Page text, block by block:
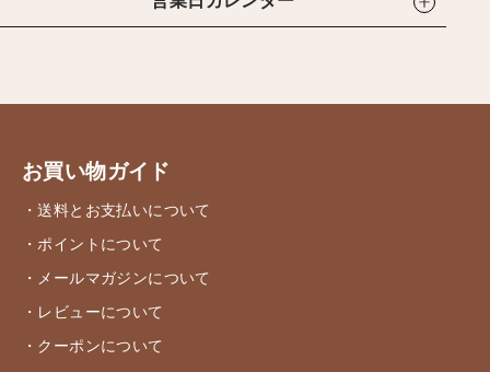
お買い物ガイド
・送料とお支払いについて
・ポイントについて
・メールマガジンについて
・レビューについて
・クーポンについて